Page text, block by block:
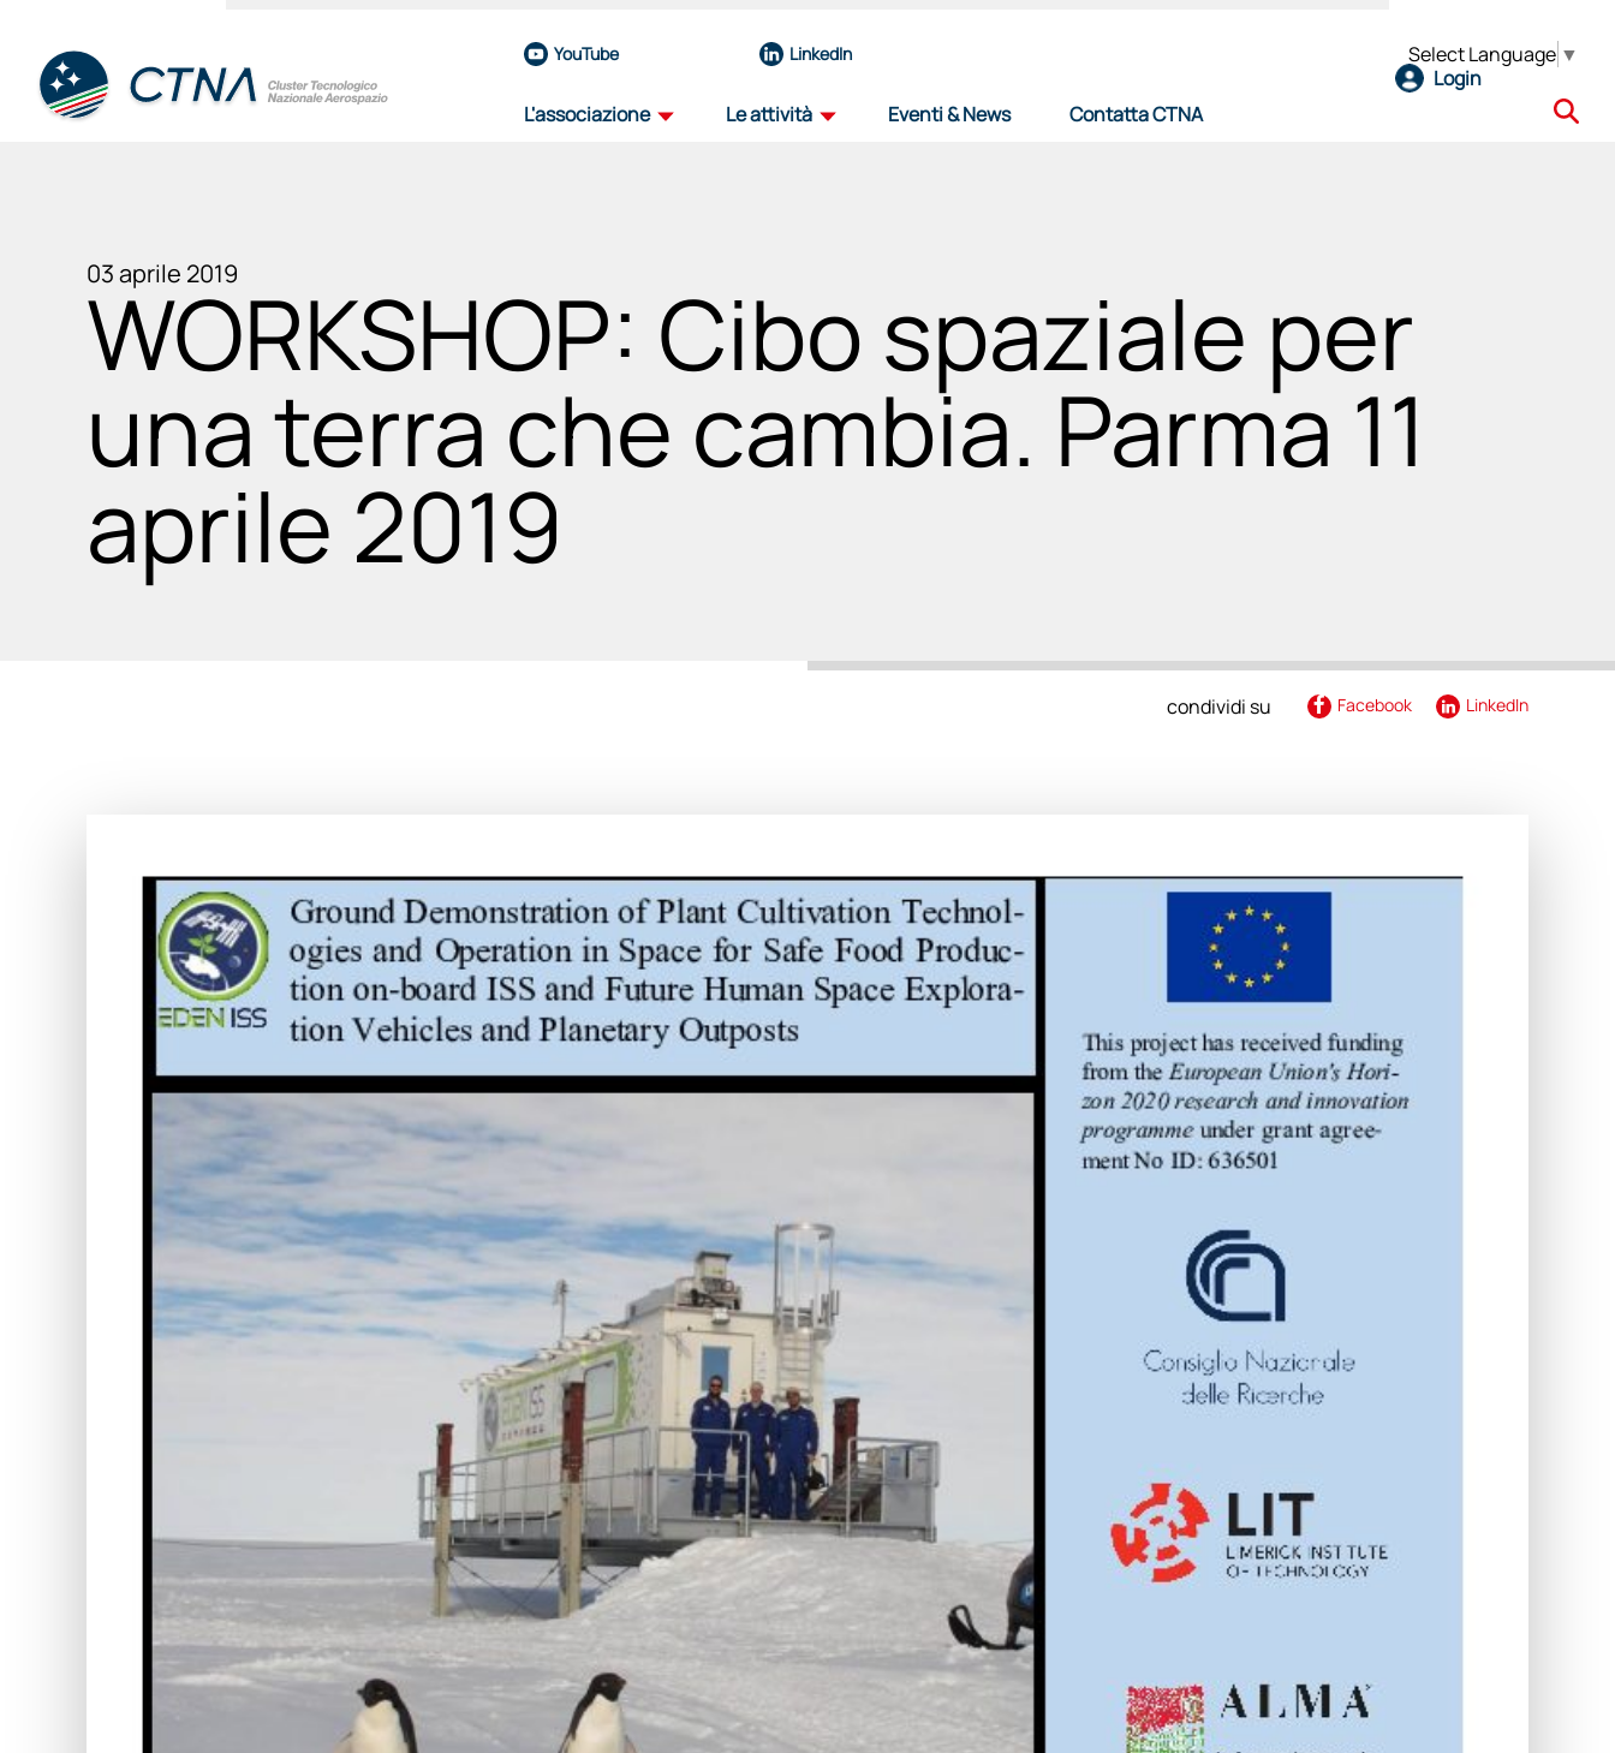
YouTube LinkedIn
L'associazione
team
eccellenze del nostro nucleo operativo
governance
associati
una rete di forze guidata dall'innovazione
Le attività
progetti per il futuro del settore
viaggio tra i distretti
progetto itinerante per il decennale del CTNA
education
sosteniamo il talento, plasmiamo il futuro
Eventi & News Contatta CTNA
Select Language ▼
Login
03 aprile 2019
WORKSHOP: Cibo spaziale per
una terra che cambia. Parma 11
aprile 2019
condividi su Facebook LinkedIn